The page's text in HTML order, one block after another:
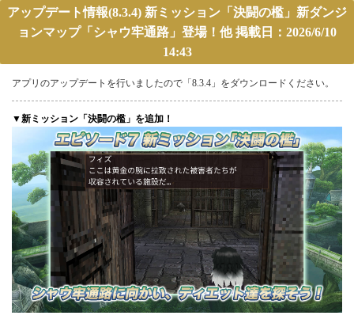
アップデート情報(8.3.4) 新ミッション「決闘の檻」新ダンジ
ョンマップ「シャウ牢通路」登場！他 掲載日：2026/6/10
14:43
アプリのアップデートを行いましたので「8.3.4」をダウンロードください。
▼新ミッション「決闘の檻」を追加！